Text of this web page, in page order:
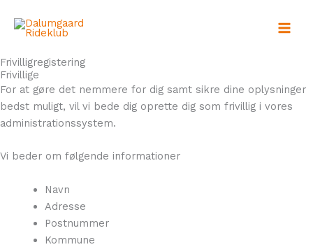
Frivilligregistering
Frivillige
For at gøre det nemmere for dig samt sikre dine oplysninger
bedst muligt, vil vi bede dig oprette dig som frivillig i vores
administrationssystem.
Vi beder om følgende informationer
Navn
Adresse
Postnummer
Kommune